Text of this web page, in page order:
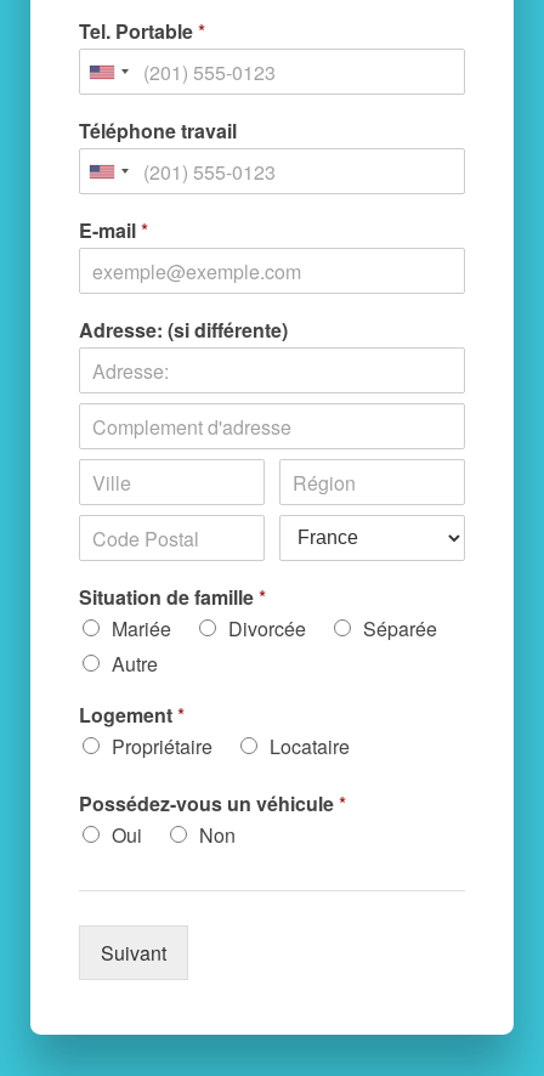
Tel. Portable*
Téléphone travail
E-mail*
Adresse: (si différente)
Situation de famille*
Mariée
Divorcée
Séparée
Autre
Logement*
Propriétaire
Locataire
Possédez-vous un véhicule*
Oui
Non
Suivant